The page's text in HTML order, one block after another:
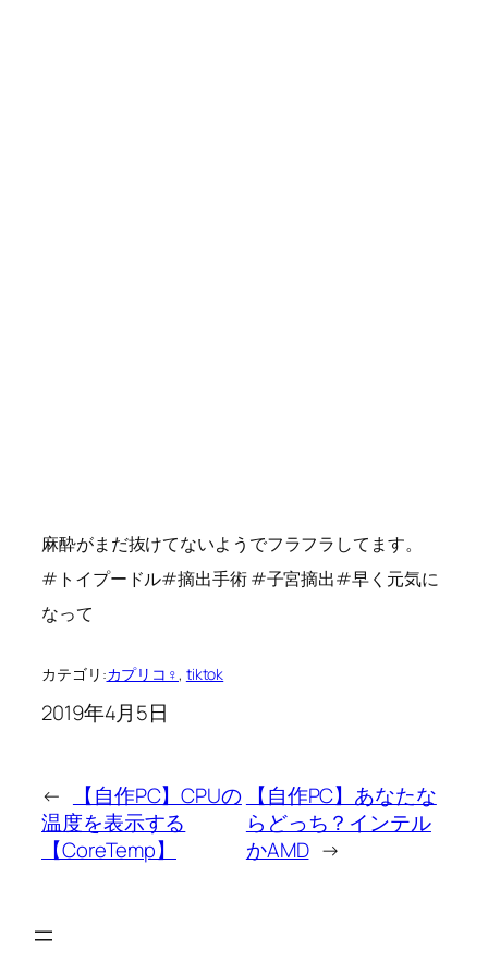
麻酔がまだ抜けてないようでフラフラしてます。
#トイプードル#摘出手術 #子宮摘出#早く元気に
なって
カテゴリ:カプリコ♀, tiktok
2019年4月5日
←
【自作PC】CPUの
温度を表示する
【CoreTemp】
【自作PC】あなたな
らどっち？インテル
かAMD →